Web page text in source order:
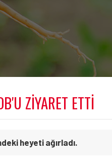
ZİYARET ETTİ
heyeti ağırladı.